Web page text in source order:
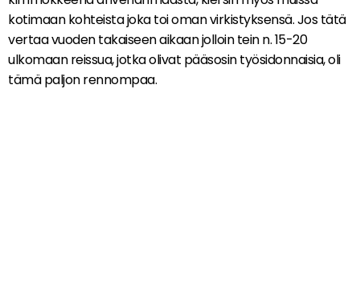
kotimaan kohteista joka toi oman virkistyksensä. Jos tätä
vertaa vuoden takaiseen aikaan jolloin tein n. 15-20
ulkomaan reissua, jotka olivat pääsosin työsidonnaisia, oli
tämä paljon rennompaa.